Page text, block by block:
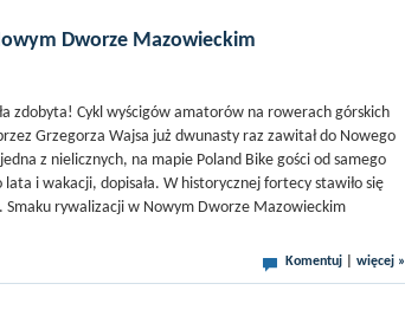
Dworze Mazowieckim
zdobyta! Cykl wyścigów amatorów na rowerach górskich
Grzegorza Wajsa już dwunasty raz zawitał do Nowego
z nielicznych, na mapie Poland Bike gości od samego
i wakacji, dopisała. W historycznej fortecy stawiło się
Smaku rywalizacji w Nowym Dworze Mazowieckim
Komentuj więcej »